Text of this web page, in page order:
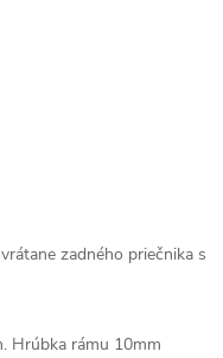
zadného priečnika s
Hrúbka rámu 10mm